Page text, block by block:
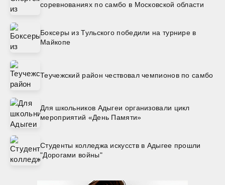
соревнованиях по самбо в Московской области
Боксеры из Тульского победили на турнире в
Майкопе
Теучежский район чествовал чемпионов по самбо
Для школьников Адыгеи организовали цикл
мероприятий «День Памяти»
Студенты колледжа искусств в Адыгее прошли
"Дорогами войны"